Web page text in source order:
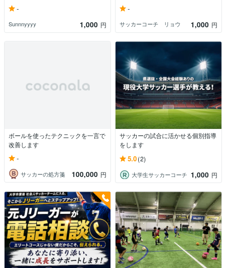
-
Sunnnyyyy 1,000 円
-
サッカーコーチ リョウ 1,000 円
ボールを使ったテクニックを一言で
改善します
-
サッカーの処方箋 100,000 円
サッカーの試合に活かせる個別指導
をします
5.0(2)
大学生サッカーコーチ 1,000 円